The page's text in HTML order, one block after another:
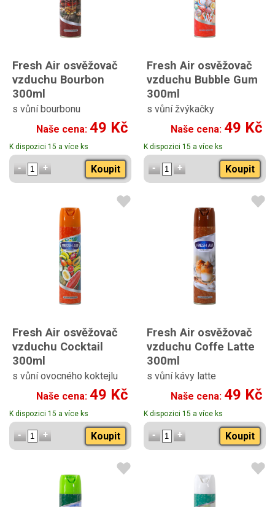
Fresh Air osvěžovač
vzduchu Bourbon
300ml
s vůní bourbonu
Naše cena: 49 Kč
K dispozici 15 a více ks
Koupit
Fresh Air osvěžovač
vzduchu Bubble Gum
300ml
s vůní žvýkačky
Naše cena: 49 Kč
K dispozici 15 a více ks
Koupit
Fresh Air osvěžovač
vzduchu Cocktail
300ml
s vůní ovocného koktejlu
Naše cena: 49 Kč
K dispozici 15 a více ks
Koupit
Fresh Air osvěžovač
vzduchu Coffe Latte
300ml
s vůní kávy latte
Naše cena: 49 Kč
K dispozici 15 a více ks
Koupit